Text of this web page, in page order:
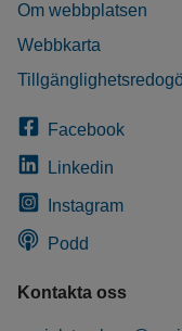
Om webbplatsen
Webbkarta
Facebook
Linkedin
Instagram
Podd
Kontakta oss